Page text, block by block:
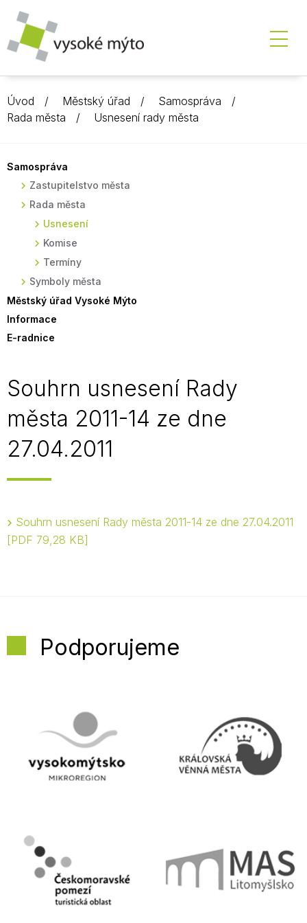
Úvod Městský úřad
Samospráva
Rada města
Usnesení rady města
Samospráva
Zastupitelstvo města
Rada města
Usnesení
Komise
Termíny
Symboly města
Městský úřad Vysoké Mýto
Informace
E-radnice
Souhrn usnesení Rady
města 2011-14 ze dne
27.04.2011
Souhrn usnesení Rady města 2011-14 ze dne 27.04.2011
PDF 79,28 KB
Podporujeme